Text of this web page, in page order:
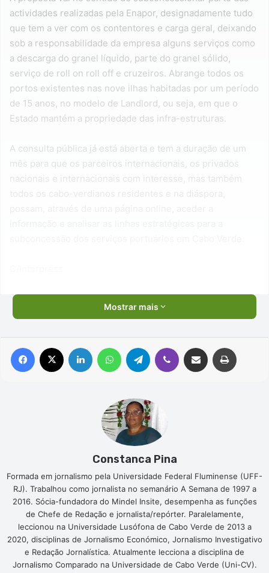
actividades realizadas pela Enapor, designadamente tudo
que tem a ver com os contentores e carga geral, deixando
sob a responsabilidade da empresa alguns serviços como
a descarga do granel líquido, parte do granel sólido,
serviço de roll on roll off e cruzeiros. Abrange todos os
portos existentes nas nove ilhas habitadas por um período
de 15 anos, no modelo de Landlord, ou seja, em que o
Estado mantém a propriedade das infra-estruturas.
A consulta pública já está aberta e tem a duração de um
mês para que os parceiros internacionais, os privados
nacionais e internacionais com interesse, mas também
Mostrar mais
Facebook Linkedin WhatsAppTelegram Viber Compartilhar via e-mail
Constanca Pina
Formada em jornalismo pela Universidade Federal Fluminense (UFF-
RJ). Trabalhou como jornalista no semanário A Semana de 1997 a
2016. Sócia-fundadora do Mindel Insite, desempenha as funções
de Chefe de Redação e jornalista/repórter. Paralelamente,
leccionou na Universidade Lusófona de Cabo Verde de 2013 a
2020, disciplinas de Jornalismo Económico, Jornalismo Investigativo
e Redação Jornalística. Atualmente lecciona a disciplina de
Jornalismo Comparado na Universidade de Cabo Verde (Uni-CV).